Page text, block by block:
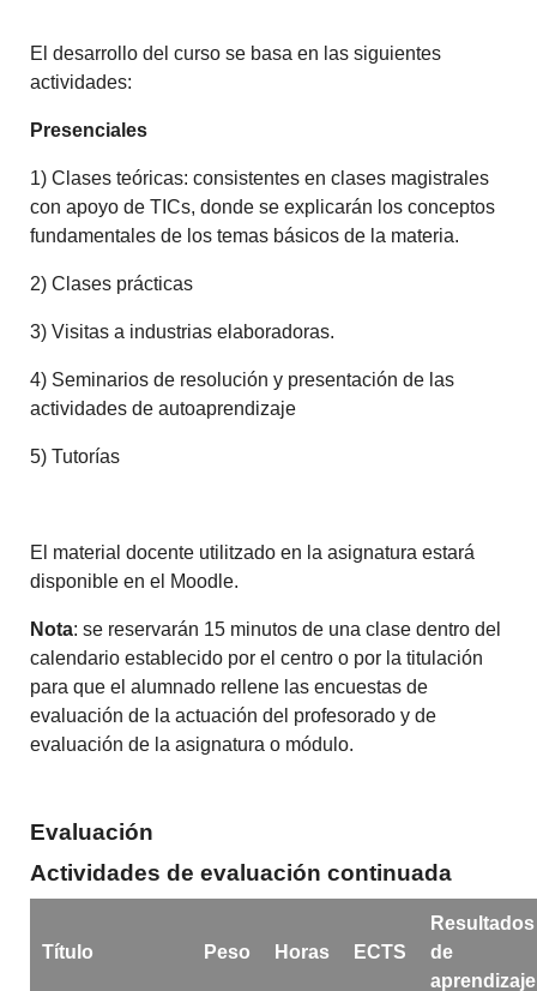
El desarrollo del curso se basa en las siguientes
actividades:
Presenciales
1) Clases teóricas: consistentes en clases magistrales
con apoyo de TICs, donde se explicarán los conceptos
fundamentales de los temas básicos de la materia.
2) Clases prácticas
3) Visitas a industrias elaboradoras.
4) Seminarios de resolución y presentación de las
actividades de autoaprendizaje
5) Tutorías
El material docente utilitzado en la asignatura estará
disponible en el Moodle.
Nota: se reservarán 15 minutos de una clase dentro del
calendario establecido por el centro o por la titulación
para que el alumnado rellene las encuestas de
evaluación de la actuación del profesorado y de
evaluación de la asignatura o módulo.
Evaluación
Actividades de evaluación continuada
Título Peso Horas ECTS
Resultados
de
aprendizaje